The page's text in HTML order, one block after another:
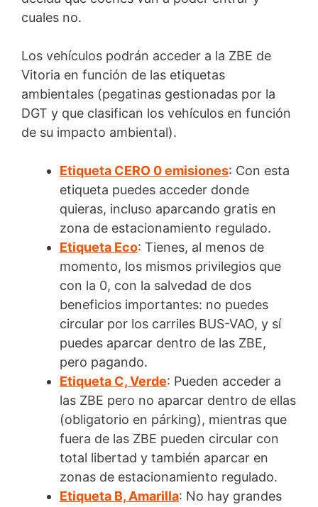
cuales no.
Los vehículos podrán acceder a la ZBE de
Vitoria en función de las etiquetas
ambientales (pegatinas gestionadas por la
DGT y que clasifican los vehículos en función
de su impacto ambiental).
Etiqueta CERO 0 emisiones: Con esta
etiqueta puedes acceder donde
quieras, incluso aparcando gratis en
zona de estacionamiento regulado.
Etiqueta Eco: Tienes, al menos de
momento, los mismos privilegios que
con la 0, con la salvedad de dos
beneficios importantes: no puedes
circular por los carriles BUS-VAO, y sí
puedes aparcar dentro de las ZBE,
pero pagando.
Etiqueta C, Verde: Pueden acceder a
las ZBE pero no aparcar dentro de ellas
(obligatorio en párking), mientras que
fuera de las ZBE pueden circular con
total libertad y también aparcar en
zonas de estacionamiento regulado.
Etiqueta B, Amarilla: No hay grandes